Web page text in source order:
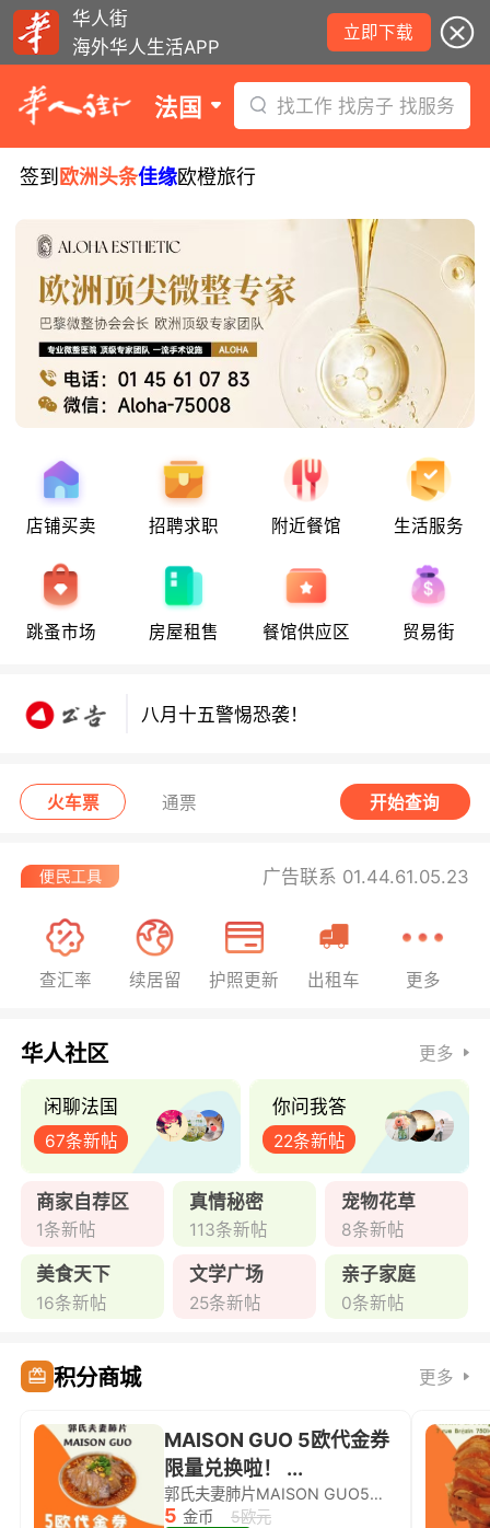
华人街
海外华人生活APP
立即下载
法国 找工作 找房子 找服务
签到 欧洲头条佳缘欧橙旅行
店铺买卖 招聘求职 附近餐馆 生活服务
跳蚤市场 房屋租售 餐馆供应区 贸易街
八月十五警惕恐袭！
火车票 通票 开始查询
广告联系 01.44.61.05.23
查汇率 续居留 护照更新 出租车 更多
华人社区 更多
闲聊法国
67条新帖
你问我答
22条新帖
商家自荐区
1条新帖
真情秘密
113条新帖
宠物花草
8条新帖
美食天下
16条新帖
文学广场
25条新帖
亲子家庭
0条新帖
积分商城 更多
MAISON GUO 5欧代金券
限量兑换啦！ ...
郭氏夫妻肺片MAISON GUO5欧代金券限量兑换啦！
5 金币
5欧元